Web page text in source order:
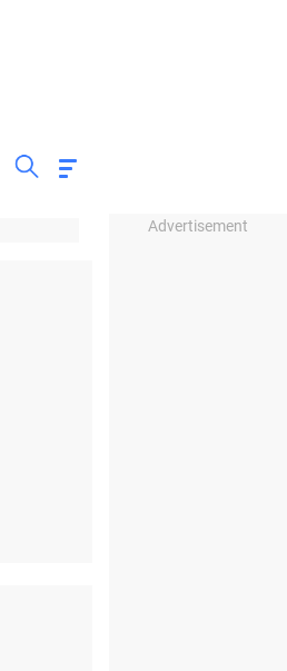
Advertisement